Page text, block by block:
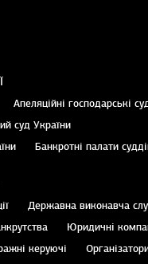
Апеляційні господарські
суд України
Банкротні палати
Державна виконавча
Юридичні
керуючі